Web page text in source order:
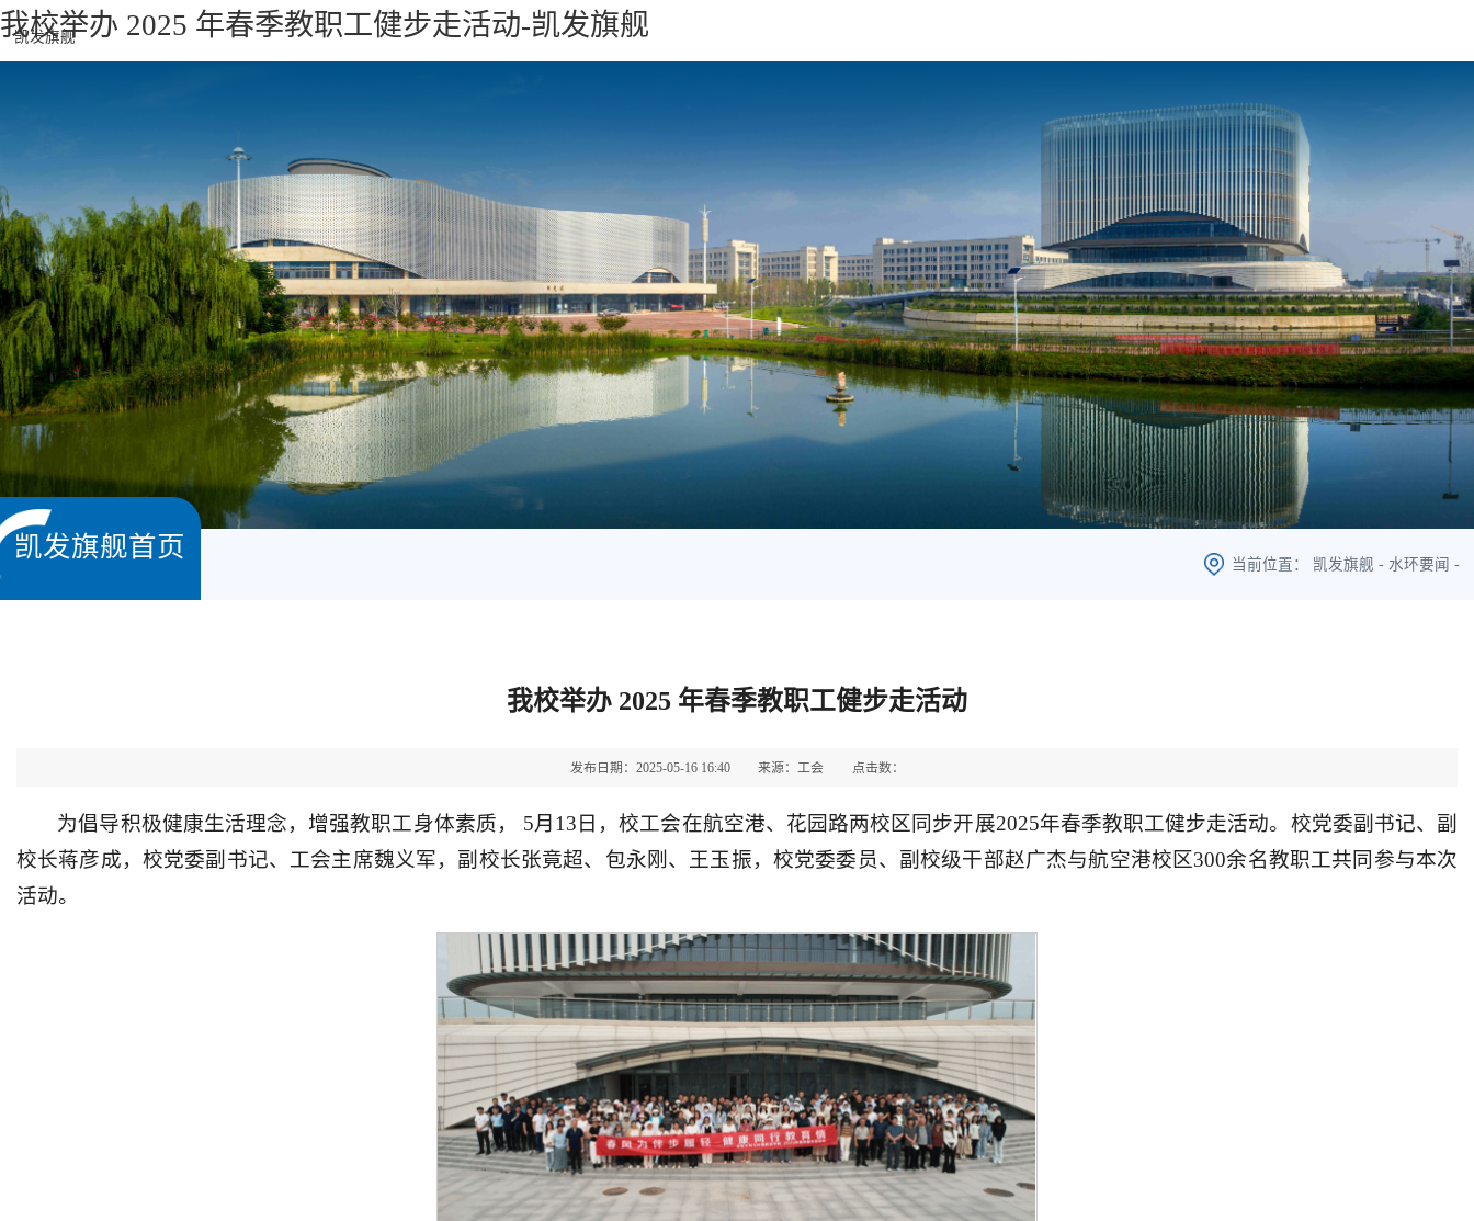
我校举办 2025 年春季教职工健步走活动-凯发旗舰
凯发旗舰
凯发旗舰首页
当前位置： 凯发旗舰 -水环要闻 -
我校举办 2025 年春季教职工健步走活动
发布日期：2025-05-16 16:40 来源：工会 点击数：
为倡导积极健康生活理念，增强教职工身体素质， 5月13日，校工会在航空港、花园路两校区同步开展2025年春季教职工健步走活动。校党委副书记、副
校长蒋彦成，校党委副书记、工会主席魏义军，副校长张竟超、包永刚、王玉振，校党委委员、副校级干部赵广杰与航空港校区300余名教职工共同参与本次
活动。